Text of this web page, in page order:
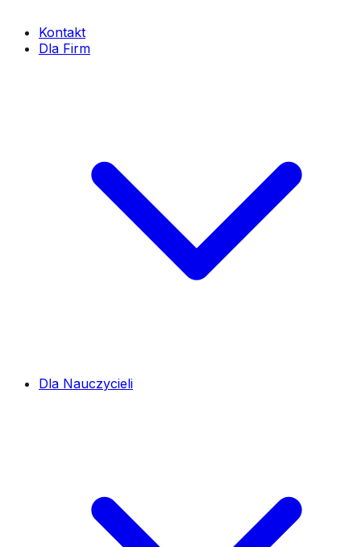
Kontakt
Dla Firm
Dla Nauczycieli